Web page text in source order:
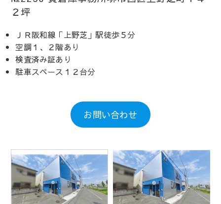
２坪
ＪＲ阪和線「上野芝」駅徒歩５分
空調１、２階あり
検査済み証あり
駐車スペース１２台分
お問い合わせ